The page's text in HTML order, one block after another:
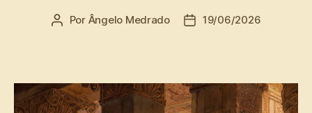
Autor
Por Ângelo Medrado
Data19/06/2026